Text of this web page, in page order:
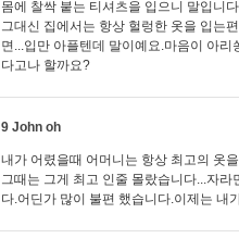
몸에 찰싹 붙는 티셔츠을 입으니 말입니
그대신 집에서는 항상 헐렁한 옷을 입는
면...입만 아플텐데 말이예요.마음이 아
다고나 할까요?
9 John oh
내가 어렸을때 어머니는 항상 최고의 옷
그때는 그게 최고 인줄 몰랐습니다...자
다.어딘가 많이 불편 했습니다.이제는 내